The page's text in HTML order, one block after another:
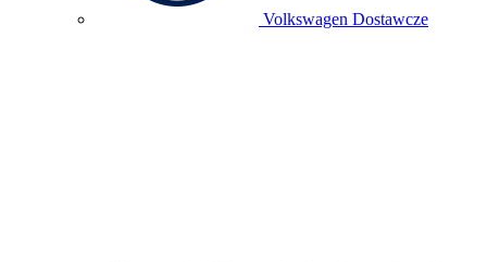
Volkswagen Dostawcze